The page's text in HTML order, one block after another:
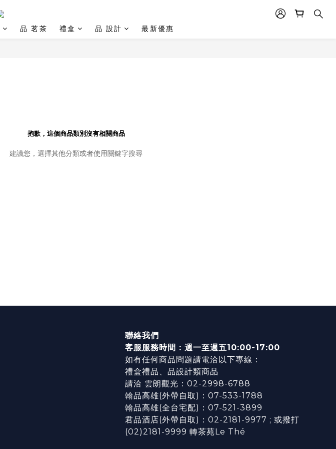
品 茗茶 禮盒 品 設計 最新優惠
抱歉，這個商品類別沒有相關商品
建議您，選擇其他分類或者使用關鍵字搜尋
聯絡我們
客服服務時間：週一至週五10:00-17:00
如有任何商品問題請電洽以下專線：
禮盒禮品、品設計類商品
請洽 雲朗觀光：02-2998-6788
翰品高雄(外帶自取)：07-533-1788
翰品高雄(全台宅配)：07-521-3899
君品酒店(外帶自取)：02-2181-9977 ; 或撥打
(02)2181-9999 轉茶苑Le Thé